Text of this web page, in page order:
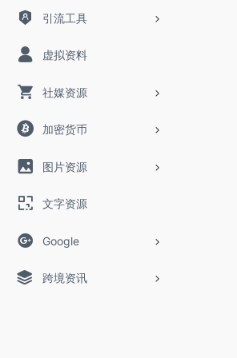
引流工具
虚拟资料
社媒资源
加密货币
图片资源
文字资源
Google
跨境资讯